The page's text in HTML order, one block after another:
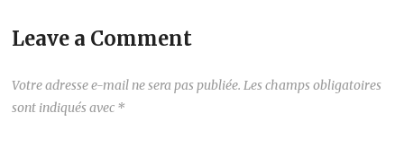
Leave a Comment
Votre adresse e-mail ne sera pas publiée. Les champs obligatoires
sont indiqués avec *